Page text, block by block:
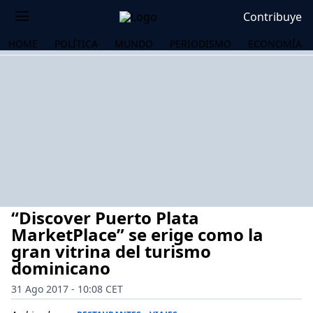
Contribuye
HOME POLÍTICA MUNDO PERIODISMO ECONOMÍA
“Discover Puerto Plata
MarketPlace” se erige como la
gran vitrina del turismo
dominicano
31 Ago 2017 - 10:08 CET